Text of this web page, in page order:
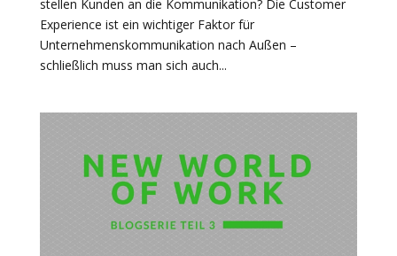
stellen Kunden an die Kommunikation? Die Customer
Experience ist ein wichtiger Faktor für
Unternehmenskommunikation nach Außen –
schließlich muss man sich auch...